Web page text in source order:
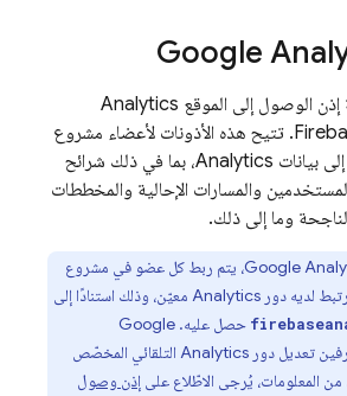
Google
إذن الوصول إلى الموقع Analytics
المرتبط بمشروع Firebase. تتيح هذه الأذونات لأعضاء مشروع
Analytics، بما في ذلك شرائح
والمسارات الإحالية والمخططات
وما إلى ذلك.
Google، يتم ربط كل عضو في مشروع
Analytics معيّن، وذلك استنادًا إلى
حصل عليه. Google
تعديل دور Analytics التلقائي المخصّص
المعلومات، يُرجى الاطّلاع على إذن وصول